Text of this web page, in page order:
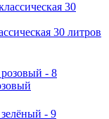
30 литров